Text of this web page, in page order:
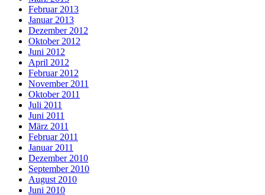
Februar 2013
Januar 2013
Dezember 2012
Oktober 2012
Juni 2012
April 2012
Februar 2012
November 2011
Oktober 2011
Juli 2011
Juni 2011
März 2011
Februar 2011
Januar 2011
Dezember 2010
September 2010
August 2010
Juni 2010